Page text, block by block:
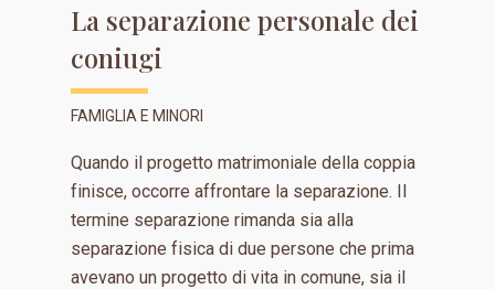
La separazione personale dei
coniugi
FAMIGLIA E MINORI
Quando il progetto matrimoniale della coppia
finisce, occorre affrontare la separazione. Il
termine separazione rimanda sia alla
separazione fisica di due persone che prima
avevano un progetto di vita in comune, sia il